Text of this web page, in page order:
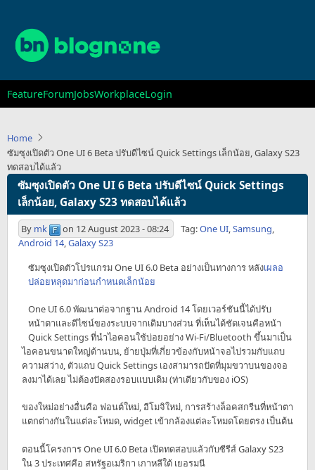
main
content
Main
navigation
FeatureForumJobsWorkplaceLogin
Home
ซัมซุงเปิดตัว One UI 6 Beta ปรับดีไซน์ Quick Settings เล็กน้อย, Galaxy S23
ทดสอบได้แล้ว
ซัมซุงเปิดตัว One UI 6 Beta ปรับดีไซน์ Quick Settings
เล็กน้อย, Galaxy S23 ทดสอบได้แล้ว
By mk on 12 August 2023 - 08:24 Tag:One UI,Samsung,
Android 14,Galaxy S23
ซัมซุงเปิดตัวโปรแกรม One UI 6.0 Beta อย่างเป็นทางการ หลังเผลอ
ปล่อยหลุดมาก่อนกำหนดเล็กน้อย
One UI 6.0 พัฒนาต่อจากฐาน Android 14 โดยเวอร์ชันนี้ได้ปรับ
หน้าตาและดีไซน์ของระบบจากเดิมบางส่วน ที่เห็นได้ชัดเจนคือหน้า
Quick Settings ที่นำไอคอนใช้บ่อยอย่าง Wi-Fi/Bluetooth ขึ้นมาเป็น
ไอคอนขนาดใหญ่ด้านบน, ย้ายปุ่มที่เกี่ยวข้องกับหน้าจอไปรวมกับแถบ
ความสว่าง, ตัวแถบ Quick Settings เองสามารถปัดที่มุมขวาบนของจอ
ลงมาได้เลย ไม่ต้องปัดสองรอบแบบเดิม (ท่าเดียวกับของ iOS)
ของใหม่อย่างอื่นคือ ฟอนต์ใหม่, อีโมจิใหม่, การสร้างล็อคสกรีนที่หน้าตา
แตกต่างกันในแต่ละโหมด, widget เข้ากล้องแต่ละโหมดโดยตรง เป็นต้น
ตอนนี้โครงการ One UI 6.0 Beta เปิดทดสอบแล้วกับซีรีส์ Galaxy S23
ใน 3 ประเทศคือ สหรัฐอเมริกา เกาหลีใต้ เยอรมนี